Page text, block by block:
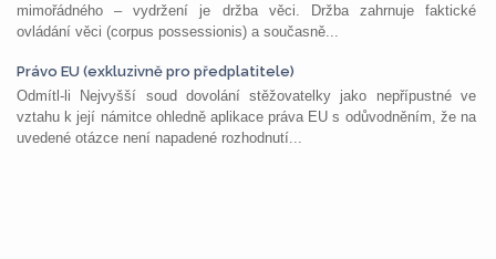
mimořádného – vydržení je držba věci. Držba zahrnuje faktické
ovládání věci (corpus possessionis) a současně...
Právo EU (exkluzivně pro předplatitele)
Odmítl-li Nejvyšší soud dovolání stěžovatelky jako nepřípustné ve
vztahu k její námitce ohledně aplikace práva EU s odůvodněním, že na
uvedené otázce není napadené rozhodnutí...